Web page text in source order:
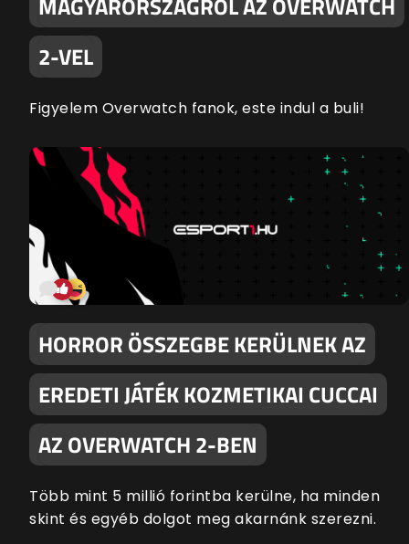
2-VEL
Figyelem Overwatch fanok, este indul a buli!
HORROR ÖSSZEGBE KERÜLNEK AZ
EREDETI JÁTÉK KOZMETIKAI CUCCAI
AZ OVERWATCH 2-BEN
Több mint 5 millió forintba kerülne, ha minden
skint és egyéb dolgot meg akarnánk szerezni.